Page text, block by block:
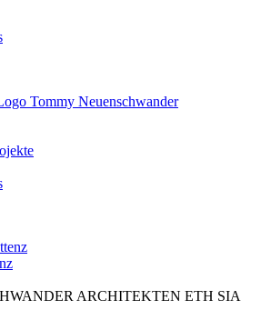
ARCHITEKTEN ETH SIA